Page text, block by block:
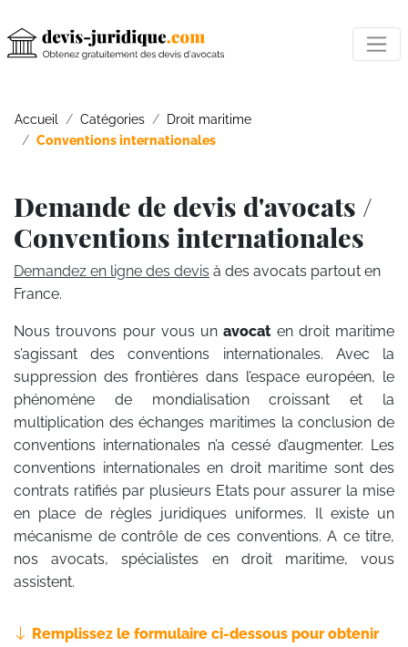
Accueil Catégories
Droit maritime
Conventions internationales
Demande de devis d'avocats /
Conventions internationales
Demandez en ligne des devis à des avocats partout en
France.
Nous trouvons pour vous unavocat en droit maritime
s’agissant des conventions internationales. Avec la
suppression des frontières dans l’espace européen, le
phénomène de mondialisation croissant et la
multiplication des échanges maritimes la conclusion de
conventions internationales n’a cessé d’augmenter. Les
conventions internationales en droit maritime sont des
contrats ratifiés par plusieurs Etats pour assurer la mise
en place de règles juridiques uniformes. Il existe un
mécanisme de contrôle de ces conventions. A ce titre,
nos avocats, spécialistes en droit maritime, vous
assistent.
Remplissez le formulaire ci-dessous pour obtenir